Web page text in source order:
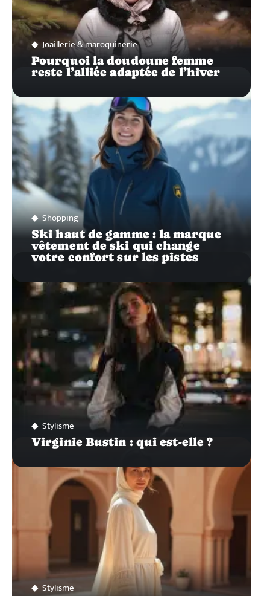
Joaillerie & maroquinerie
Pourquoi la doudoune femme
reste l’alliée adaptée de l’hiver
Shopping
Ski haut de gamme : la marque
vêtement de ski qui change
votre confort sur les pistes
Stylisme
Virginie Bustin : qui est-elle ?
Stylisme